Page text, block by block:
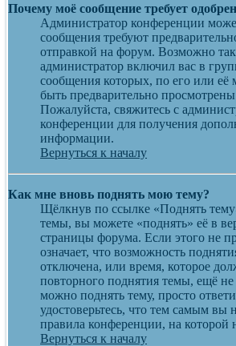
Почему моё сообщение требует
Администратор конференции
сообщения требуют
отправкой на форум. Возможно
администратор включил вас в
сообщения которых, по его или
быть предварительно
Пожалуйста, свяжитесь с
конференции для получения
информации.
Вернуться к началу
Как мне вновь поднять мою тему?
Щёлкнув по ссылке «Поднять
темы, вы можете «поднять» её в
страницы форума. Если этого не
означает, что возможность
отключена, или время, которое
повторного поднятия темы, ещё
можно поднять тему, просто
удостоверьтесь, что тем самым вы
правила конференции, на которой
Вернуться к началу